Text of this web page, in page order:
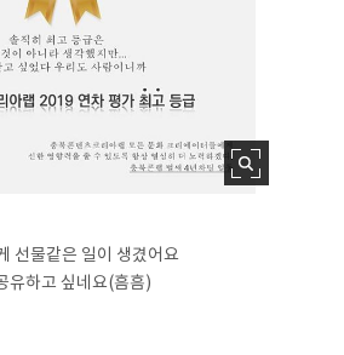
선물같은 일이 생겼어요
유하고 싶네요(흠흠)